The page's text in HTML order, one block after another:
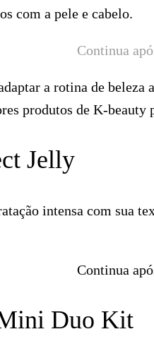
com a pele e cabelo.
Continua
a rotina de
produtos de K-beauty
Jelly
intensa com sua
Continua
Duo Kit